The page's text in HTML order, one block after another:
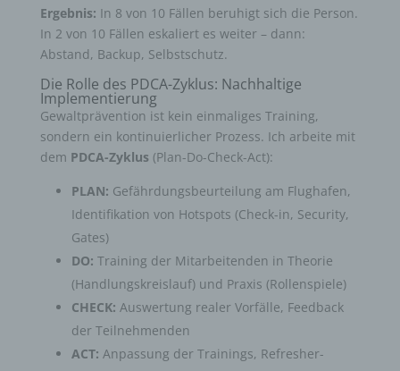
Ergebnis: In 8 von 10 Fällen beruhigt sich die Person.
In 2 von 10 Fällen eskaliert es weiter – dann:
Abstand, Backup, Selbstschutz.
Die Rolle des PDCA-Zyklus: Nachhaltige
Implementierung
Gewaltprävention ist kein einmaliges Training,
sondern ein kontinuierlicher Prozess. Ich arbeite mit
dem PDCA-Zyklus (Plan-Do-Check-Act):
PLAN: Gefährdungsbeurteilung am Flughafen,
Identifikation von Hotspots (Check-in, Security,
Gates)
DO: Training der Mitarbeitenden in Theorie
(Handlungskreislauf) und Praxis (Rollenspiele)
CHECK: Auswertung realer Vorfälle, Feedback
der Teilnehmenden
ACT: Anpassung der Trainings, Refresher-